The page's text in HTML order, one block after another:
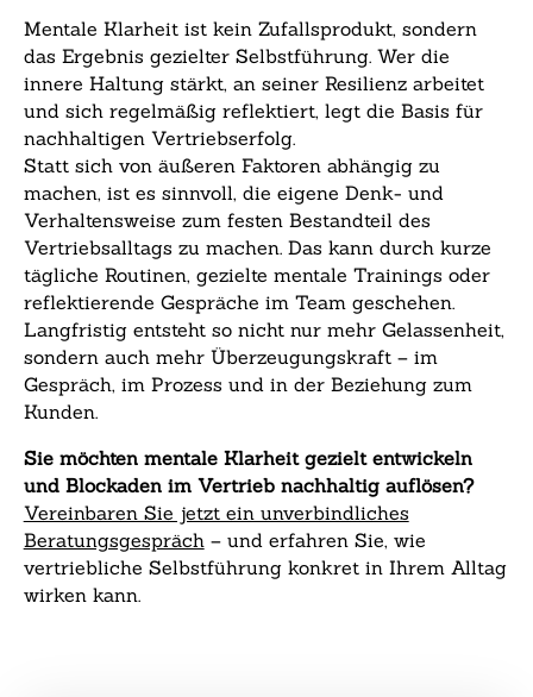
Mentale Klarheit ist kein Zufallsprodukt, sondern
das Ergebnis gezielter Selbstführung. Wer die
innere Haltung stärkt, an seiner Resilienz arbeitet
und sich regelmäßig reflektiert, legt die Basis für
nachhaltigen Vertriebserfolg.
Statt sich von äußeren Faktoren abhängig zu
machen, ist es sinnvoll, die eigene Denk- und
Verhaltensweise zum festen Bestandteil des
Vertriebsalltags zu machen. Das kann durch kurze
tägliche Routinen, gezielte mentale Trainings oder
reflektierende Gespräche im Team geschehen.
Langfristig entsteht so nicht nur mehr Gelassenheit,
sondern auch mehr Überzeugungskraft – im
Gespräch, im Prozess und in der Beziehung zum
Kunden.
Sie möchten mentale Klarheit gezielt entwickeln
und Blockaden im Vertrieb nachhaltig auflösen?
Vereinbaren Sie jetzt ein unverbindliches
Beratungsgespräch– und erfahren Sie, wie
vertriebliche Selbstführung konkret in Ihrem Alltag
wirken kann.